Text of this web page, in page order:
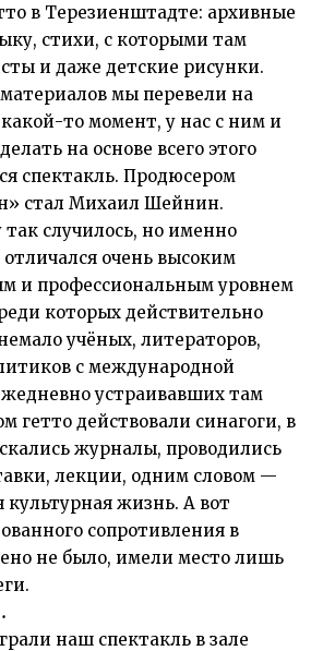
в Терезиенштадте: архивные
стихи, с которыми там
и даже детские рисунки.
мы перевели на
то момент, у нас с ним и
на основе всего этого
спектакль. Продюсером
стал Михаил Шейнин.
случилось, но именно
очень высоким
и профессиональным уровнем
которых действительно
учёных, литераторов,
с международной
устраивавших там
гетто действовали синагоги, в
журналы, проводились
лекции, одним словом —
культурная жизнь. А вот
сопротивления в
не было, имели место лишь
наш спектакль в зале